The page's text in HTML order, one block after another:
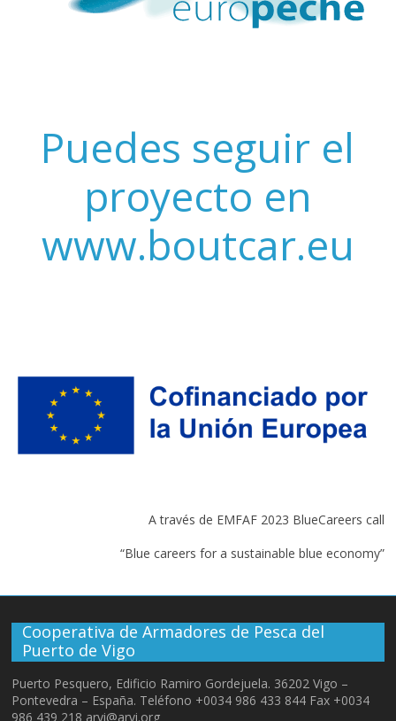
Puedes seguir el
proyecto en
www.boutcar.eu
A través de EMFAF 2023 BlueCareers call
“Blue careers for a sustainable blue economy”
Cooperativa de Armadores de Pesca del
Puerto de Vigo
Puerto Pesquero, Edificio Ramiro Gordejuela. 36202 Vigo –
Pontevedra – España. Teléfono +0034 986 433 844 Fax +0034
986 439 218 arvi@arvi.org